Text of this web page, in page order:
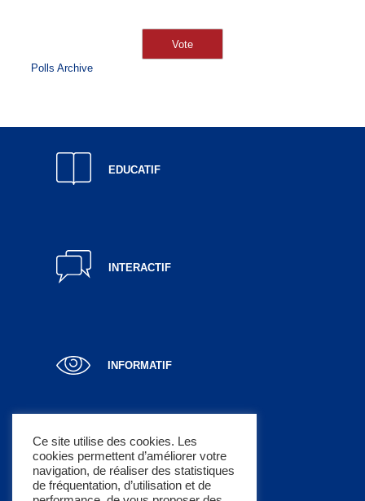
Polls Archive
EDUCATIF
INTERACTIF
INFORMATIF
LUCRATIF
Ce site utilise des cookies. Les
cookies permettent d’améliorer votre
navigation, de réaliser des statistiques
de fréquentation, d’utilisation et de